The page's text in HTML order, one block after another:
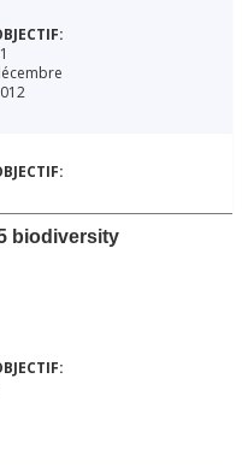
biodiversity